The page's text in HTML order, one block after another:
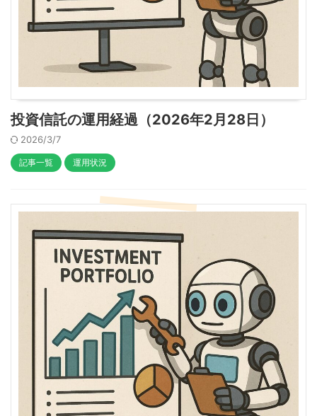
投資信託の運用経過（2026年2月28日）
2026/3/7
記事一覧 運用状況